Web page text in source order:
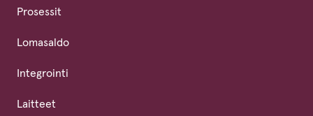
Prosessit
Lomasaldo
Integrointi
Laitteet